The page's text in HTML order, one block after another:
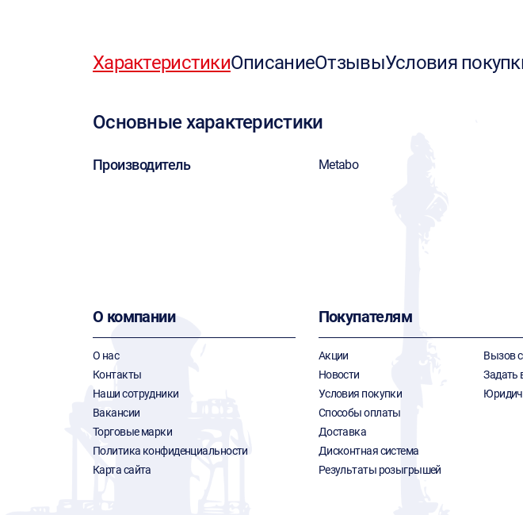
ХарактеристикиОписаниеОтзывыУсловия
Основные характеристики
Производитель Metabo
О компании
О нас
Контакты
Наши сотрудники
Вакансии
Торговые марки
Политика конфиденциальности
Карта сайта
Покупателям
Акции
Новости
Условия покупки
Способы оплаты
Доставка
Дисконтная система
Результаты розыгрышей
Вызов
Задать